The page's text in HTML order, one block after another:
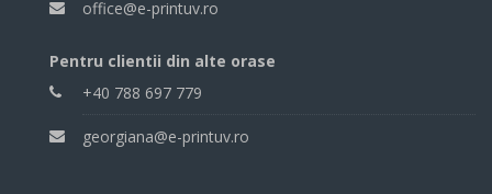
office@e-printuv.ro
Pentru clientii din alte orase
+40 788 697 779
georgiana@e-printuv.ro